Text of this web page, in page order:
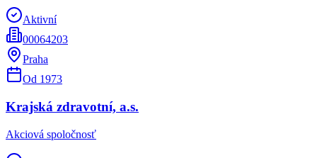
Aktivní
00064203
Praha
Od 1973
Krajská zdravotní, a.s.
Akciová spoločnosť